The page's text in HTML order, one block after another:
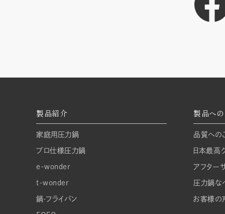
製品紹介
家庭⽤圧⼒鍋
プロ仕様圧⼒鍋
e-wonder
t-wonder
鍋‧フライパン
製品へ
品質への
日本最高
アフター
圧力鍋な
お客様の